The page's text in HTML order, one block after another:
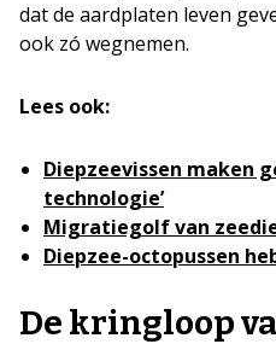
dat de aardplaten leven
ook zó wegnemen.
Lees ook:
Diepzeevissen maken
technologie’
Migratiegolf van
Diepzee-octopussen
De kringloop